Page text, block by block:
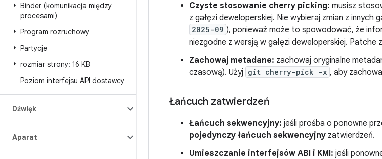
Binder (komunikacja między
procesami)
Program rozruchowy
Partycje
rozmiar strony: 16 KB
Poziom interfejsu API dostawcy
Dźwięk
Aparat
Czyste stosowanie cherry picking: musisz
z gałęzi deweloperskiej. Nie wybieraj zmian z innych
2025-09 ), ponieważ może to spowodować, że
niezgodne z wersją w gałęzi deweloperskiej.
Zachowaj metadane: zachowaj oryginalne
czasową). Użyj git cherry-pick -x , aby
Łańcuch zatwierdzeń
Łańcuch sekwencyjny: jeśli prośba o ponowne
pojedynczy łańcuch sekwencyjny zatwierdzeń.
Umieszczanie interfejsów ABI i KMI: jeśli